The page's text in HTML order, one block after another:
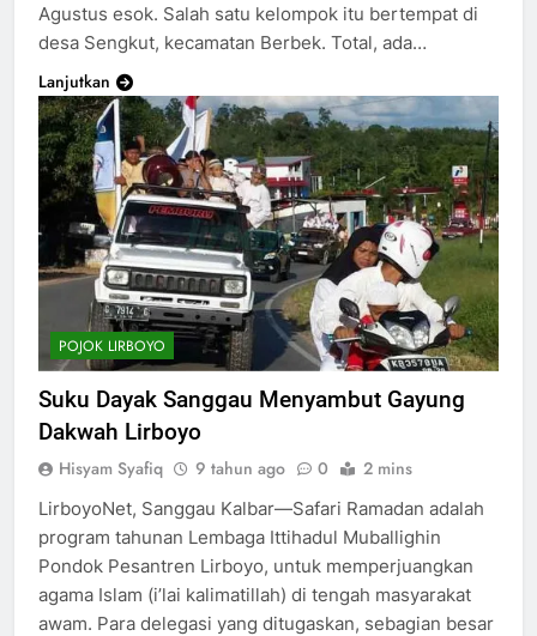
Agustus esok. Salah satu kelompok itu bertempat di
desa Sengkut, kecamatan Berbek. Total, ada…
Lanjutkan
POJOK LIRBOYO
Suku Dayak Sanggau Menyambut Gayung
Dakwah Lirboyo
Hisyam Syafiq 9 tahun ago 0 2 mins
LirboyoNet, Sanggau Kalbar—Safari Ramadan adalah
program tahunan Lembaga Ittihadul Muballighin
Pondok Pesantren Lirboyo, untuk memperjuangkan
agama Islam (i’lai kalimatillah) di tengah masyarakat
awam. Para delegasi yang ditugaskan, sebagian besar